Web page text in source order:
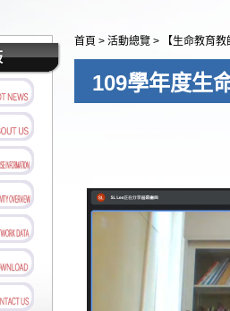
首頁 > 活動總覽 > 【生命教育
109學年度生